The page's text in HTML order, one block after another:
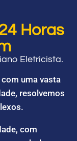
Horas
Eletricista.
uma vasta
resolvemos
com